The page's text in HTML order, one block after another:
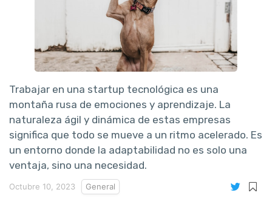
Trabajar en una startup tecnológica es una
montaña rusa de emociones y aprendizaje. La
naturaleza ágil y dinámica de estas empresas
significa que todo se mueve a un ritmo acelerado. Es
un entorno donde la adaptabilidad no es solo una
ventaja, sino una necesidad.
Octubre 10, 2023 General